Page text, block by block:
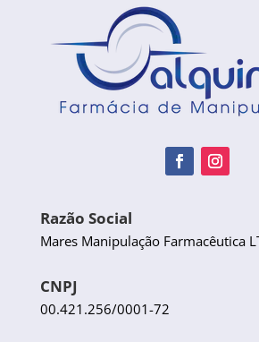
Razão Social
Mares Manipulação Farmacêutica
CNPJ
00.421.256/0001-72